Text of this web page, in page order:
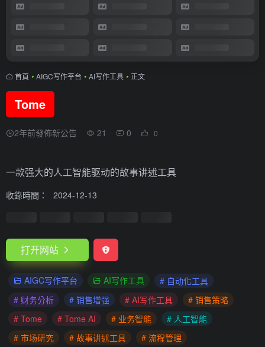
首頁 • AIGC写作平台 • AI写作工具 • 正文
Tome
2年前發佈新公告 21 0 0
一款强大的人工智能驱动的故事讲述工具
收錄時間： 2024-12-13
打开网站
AIGC写作平台 AI写作工具
# 自动化工具
# 财务分析
# 销售增强 # AI写作工具
# 销售策略
# Tome
# Tome AI # 业务智能
# 人工智能
# 市场研究
# 故事讲述工具 # 流程管理